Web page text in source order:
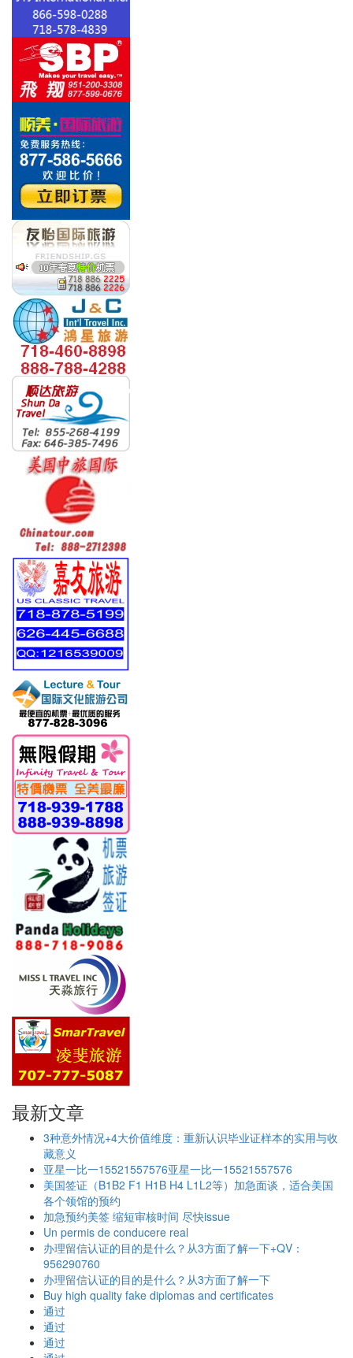
最新文章
3种意外情况+4大价值维度：重新认识毕业证样本的实用与收
藏意义
亚星一比一15521557576亚星一比一15521557576
美国签证（B1B2 F1 H1B H4 L1L2等）加急面谈，适合美国
各个领馆的预约
加急预约美签 缩短审核时间 尽快issue
Un permis de conducere real
办理留信认证的目的是什么？从3方面了解一下+QV：
956290760
办理留信认证的目的是什么？从3方面了解一下
Buy high quality fake diplomas and certificates
通过
通过
通过